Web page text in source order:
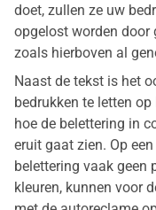
doet, zullen ze uw
opgelost worden door
zoals hierboven al
Naast de tekst is het
bedrukken te letten
hoe de belettering in
eruit gaat zien. Op
belettering vaak geen
kleuren, kunnen voor